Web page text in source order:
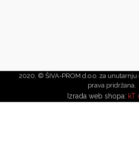
2020. © ŠIVA-PROM d.o.o. za
prava pridržana.
Izrada web shopa: kT